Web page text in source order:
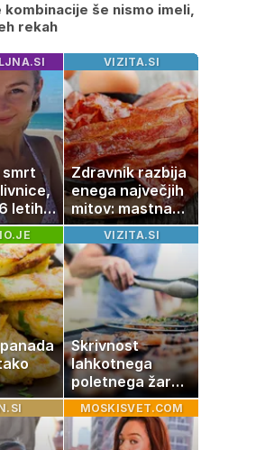
kombinacije še nismo imeli,
rekah
smrt
letih
z
VIZITA.SI
Zdravnik razbija
enega največjih
mitov: mastna
jetra ne
nastanejo zaradi
slanine, temveč
zaradi živila, ki
ga imamo vsi
radi
VIZITA.SI
Skrivnost
lahkotnega
poletnega žara,
po katerem ne
boste
potrebovali
MOSKISVET.COM